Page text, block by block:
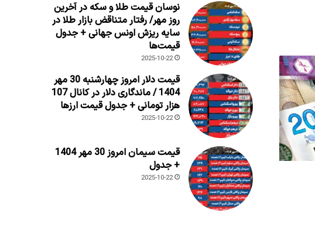
نوسان قیمت طلا و سکه در آخرین
روز مهر/ رفتار متناقض بازار طلا در
سایه ریزش اونس جهانی + جدول
قیمت‌ها
2025-10-22
قیمت دلار امروز چهارشنبه 30 مهر
1404 / ماندگاری دلار در کانال 107
هزار تومانی + جدول قیمت ارزها
2025-10-22
قیمت سیمان امروز 30 مهر 1404
+ جدول
2025-10-22